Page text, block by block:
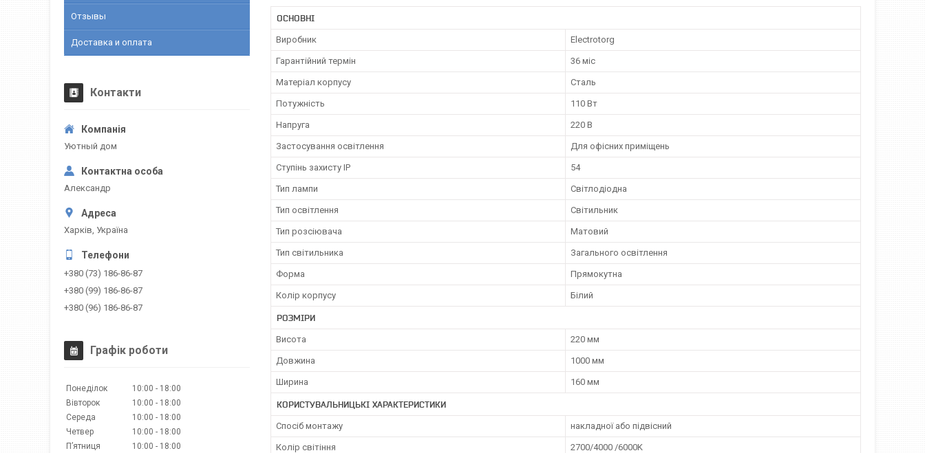
ОСНОВНІ
Виробник Electrotorg
Гарантійний термін 36 міс
Матеріал корпусу Сталь
Потужність 110 Вт
Напруга 220 В
Застосування освітлення Для офісних приміщень
Ступінь захисту IP 54
Тип лампи Світлодіодна
Тип освітлення Світильник
Тип розсіювача Матовий
Тип світильника Загального освітлення
Форма Прямокутна
Колір корпусу Білий
РОЗМІРИ
Висота 220 мм
Довжина 1000 мм
Ширина 160 мм
КОРИСТУВАЛЬНИЦЬКІ ХАРАКТЕРИСТИКИ
Спосіб монтажу накладної або підвісний
Колір світіння 2700/4000 /6000K
Отзывы
Доставка и оплата
Контакти
Уютный дом
Александр
Харків, Україна
+380 (73) 186-86-87
+380 (99) 186-86-87
+380 (96) 186-86-87
Графік роботи
Понеділок 10:00
18:00
Вівторок
10:00
18:00
Середа
10:00
18:00
Четвер
10:00
18:00
Пʼятниця
10:00 18:00